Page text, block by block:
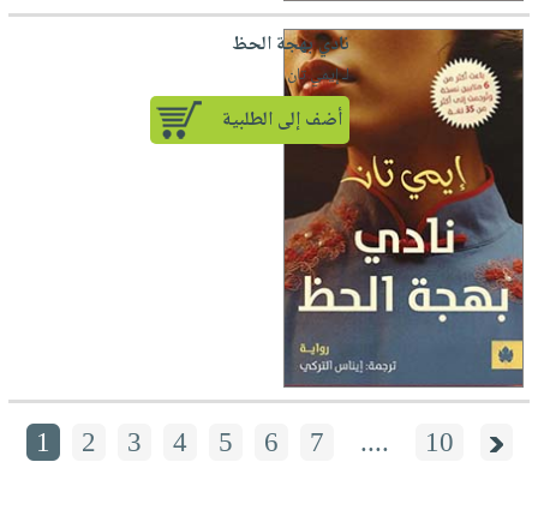
نادي بهجة الحظ
لـ إيمي تان
أضف إلى الطلبية
1 2 3 4 5 6 7 .... 10